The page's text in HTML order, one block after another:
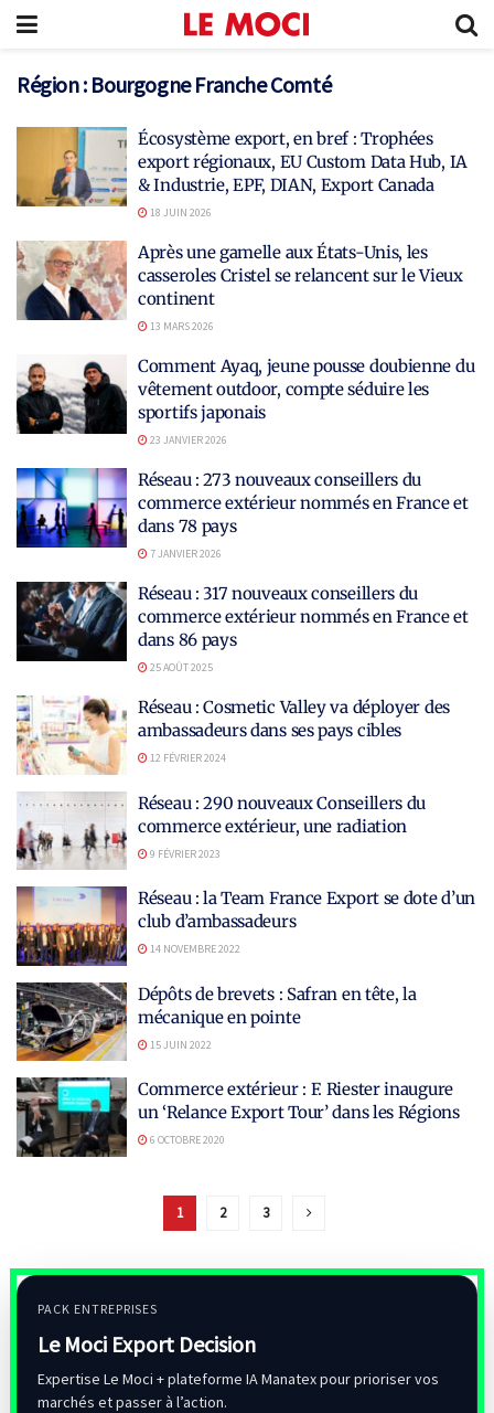
Région : Bourgogne Franche Comté
Écosystème export, en bref : Trophées
export régionaux, EU Custom Data Hub, IA
& Industrie, EPF, DIAN, Export Canada
18 JUIN 2026
Après une gamelle aux États-Unis, les
casseroles Cristel se relancent sur le Vieux
continent
13 MARS 2026
Comment Ayaq, jeune pousse doubienne du
vêtement outdoor, compte séduire les
sportifs japonais
23 JANVIER 2026
Réseau : 273 nouveaux conseillers du
commerce extérieur nommés en France et
dans 78 pays
7 JANVIER 2026
Réseau : 317 nouveaux conseillers du
commerce extérieur nommés en France et
dans 86 pays
25 AOÛT 2025
Réseau : Cosmetic Valley va déployer des
ambassadeurs dans ses pays cibles
12 FÉVRIER 2024
Réseau : 290 nouveaux Conseillers du
commerce extérieur, une radiation
9 FÉVRIER 2023
Réseau : la Team France Export se dote d’un
club d’ambassadeurs
14 NOVEMBRE 2022
Dépôts de brevets : Safran en tête, la
mécanique en pointe
15 JUIN 2022
Commerce extérieur : F. Riester inaugure
un ‘Relance Export Tour’ dans les Régions
6 OCTOBRE 2020
1 2 3
PACK ENTREPRISES
Le Moci Export Decision
Expertise Le Moci + plateforme IA Manatex pour prioriser vos
marchés et passer à l’action.